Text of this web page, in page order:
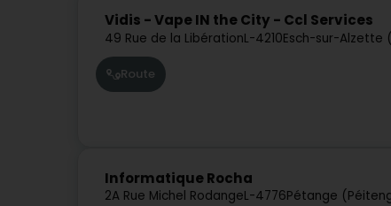
Vidis - Vape IN the City - Ccl Services
49 Rue de la LibérationL-4210Esch-sur-Alzette
Route
Informatique Rocha
2A Rue Michel RodangeL-4776Pétange